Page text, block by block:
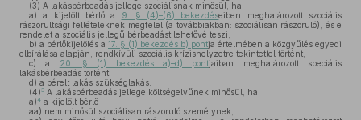
(3) A lakásbérbeadás jellege szociálisnak minősül, ha
a) a kijelölt bérlő a 9. § (4)–(6) bekezdéseiben meghatározott szociális
rászorultsági feltételeknek megfelel (a továbbiakban: szociálisan rászoruló), és e
rendelet a szociális jellegű bérbeadást lehetővé teszi,
b) a bérlőkijelölés a 17. § (1) bekezdés b) pontja értelmében a közgyűlés egyedi
elbírálása alapján, rendkívüli szociális krízishelyzetre tekintettel történt,
c) a 20. § (1) bekezdés a)–d) pontjaiban meghatározott speciális
lakásbérbeadás történt,
d) a bérelt lakás szükséglakás.
(4) 3 A lakásbérbeadás jellege költségelvűnek minősül, ha
a)4 a kijelölt bérlő
aa) nem minősül szociálisan rászoruló személynek,